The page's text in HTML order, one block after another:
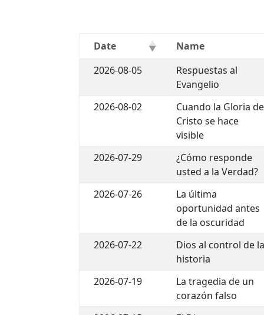
Date
Name
2026-08-05
Respuestas al
Evangelio
2026-08-02
Cuando la Gloria de
Cristo se hace
visible
2026-07-29
¿Cómo responde
usted a la Verdad?
2026-07-26
La última
oportunidad antes
de la oscuridad
2026-07-22
Dios al control de
historia
2026-07-19
La tragedia de un
corazón falso